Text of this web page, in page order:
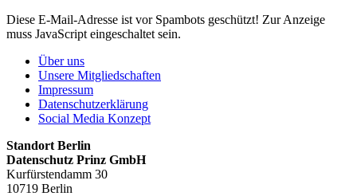
Diese E-Mail-Adresse ist vor Spambots geschützt! Zur Anzeige
muss JavaScript eingeschaltet sein.
Über uns
Unsere Mitgliedschaften
Impressum
Datenschutzerklärung
Social Media Konzept
Standort Berlin
Datenschutz Prinz GmbH
Kurfürstendamm 30
10719 Berlin